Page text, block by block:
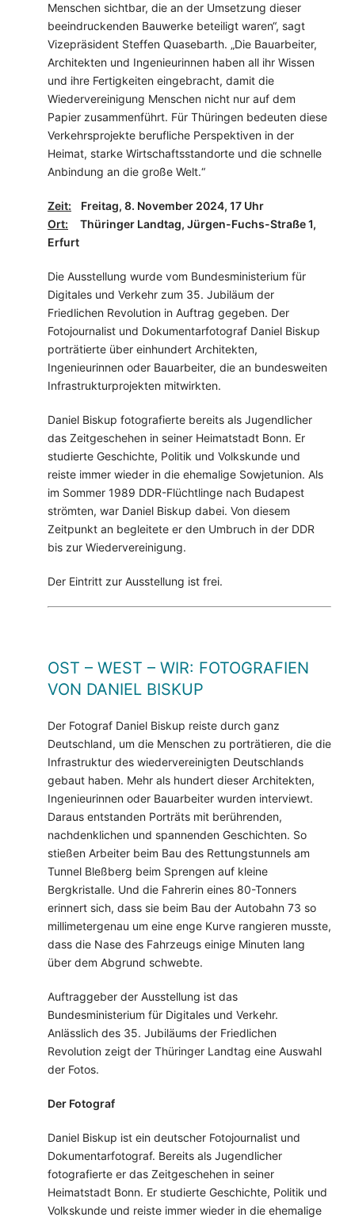
Menschen sichtbar, die an der Umsetzung dieser
beeindruckenden Bauwerke beteiligt waren“, sagt
Vizepräsident Steffen Quasebarth. „Die Bauarbeiter,
Architekten und Ingenieurinnen haben all ihr Wissen
und ihre Fertigkeiten eingebracht, damit die
Wiedervereinigung Menschen nicht nur auf dem
Papier zusammenführt. Für Thüringen bedeuten diese
Verkehrsprojekte berufliche Perspektiven in der
Heimat, starke Wirtschaftsstandorte und die schnelle
Anbindung an die große Welt.“
Zeit: Freitag, 8. November 2024, 17 Uhr
Ort: Thüringer Landtag, Jürgen-Fuchs-Straße 1,
Erfurt
Die Ausstellung wurde vom Bundesministerium für
Digitales und Verkehr zum 35. Jubiläum der
Friedlichen Revolution in Auftrag gegeben. Der
Fotojournalist und Dokumentarfotograf Daniel Biskup
porträtierte über einhundert Architekten,
Ingenieurinnen oder Bauarbeiter, die an bundesweiten
Infrastrukturprojekten mitwirkten.
Daniel Biskup fotografierte bereits als Jugendlicher
das Zeitgeschehen in seiner Heimatstadt Bonn. Er
studierte Geschichte, Politik und Volkskunde und
reiste immer wieder in die ehemalige Sowjetunion. Als
im Sommer 1989 DDR-Flüchtlinge nach Budapest
strömten, war Daniel Biskup dabei. Von diesem
Zeitpunkt an begleitete er den Umbruch in der DDR
bis zur Wiedervereinigung.
Der Eintritt zur Ausstellung ist frei.
OST – WEST – WIR: FOTOGRAFIEN
VON DANIEL BISKUP
Der Fotograf Daniel Biskup reiste durch ganz
Deutschland, um die Menschen zu porträtieren, die die
Infrastruktur des wiedervereinigten Deutschlands
gebaut haben. Mehr als hundert dieser Architekten,
Ingenieurinnen oder Bauarbeiter wurden interviewt.
Daraus entstanden Porträts mit berührenden,
nachdenklichen und spannenden Geschichten. So
stießen Arbeiter beim Bau des Rettungstunnels am
Tunnel Bleßberg beim Sprengen auf kleine
Bergkristalle. Und die Fahrerin eines 80-Tonners
erinnert sich, dass sie beim Bau der Autobahn 73 so
millimetergenau um eine enge Kurve rangieren musste,
dass die Nase des Fahrzeugs einige Minuten lang
über dem Abgrund schwebte.
Auftraggeber der Ausstellung ist das
Bundesministerium für Digitales und Verkehr.
Anlässlich des 35. Jubiläums der Friedlichen
Revolution zeigt der Thüringer Landtag eine Auswahl
der Fotos.
Der Fotograf
Daniel Biskup ist ein deutscher Fotojournalist und
Dokumentarfotograf. Bereits als Jugendlicher
fotografierte er das Zeitgeschehen in seiner
Heimatstadt Bonn. Er studierte Geschichte, Politik und
Volkskunde und reiste immer wieder in die ehemalige